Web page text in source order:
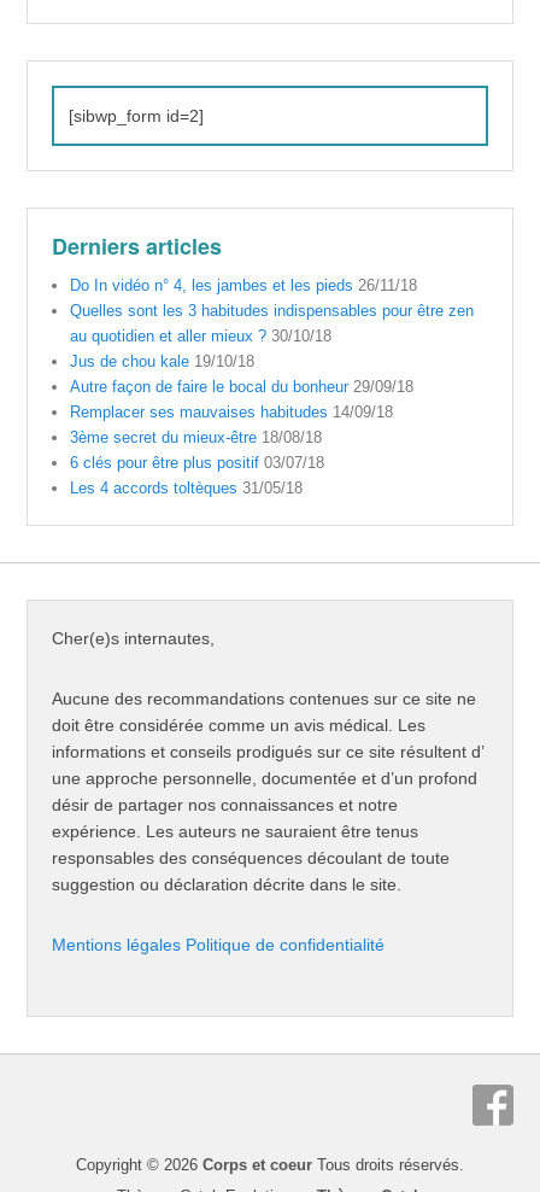
[sibwp_form id=2]
Derniers articles
Do In vidéo n° 4, les jambes et les pieds 26/11/18
Quelles sont les 3 habitudes indispensables pour être zen
au quotidien et aller mieux ? 30/10/18
Jus de chou kale 19/10/18
Autre façon de faire le bocal du bonheur 29/09/18
Remplacer ses mauvaises habitudes 14/09/18
3ème secret du mieux-être 18/08/18
6 clés pour être plus positif 03/07/18
Les 4 accords toltèques 31/05/18
Cher(e)s internautes,
Aucune des recommandations contenues sur ce site ne
doit être considérée comme un avis médical. Les
informations et conseils prodigués sur ce site résultent d’
une approche personnelle, documentée et d’un profond
désir de partager nos connaissances et notre
expérience. Les auteurs ne sauraient être tenus
responsables des conséquences découlant de toute
suggestion ou déclaration décrite dans le site.
Mentions légales Politique de confidentialité
Copyright © 2026 Corps et coeur Tous droits réservés.